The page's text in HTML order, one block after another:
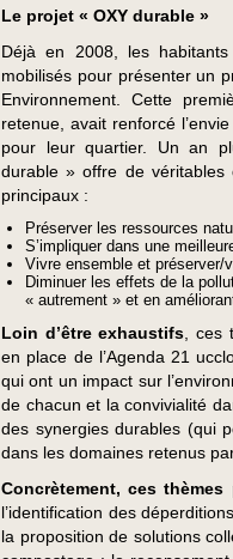
Le projet « OXY durable »
Déjà en 2008, les
mobilisés pour présenter un
Environnement. Cette
retenue, avait renforcé
pour leur quartier. Un an
durable » offre de véritables
principaux :
Préserver les ressources
S’impliquer dans une
Vivre ensemble et préserver/
Diminuer les effets de la
« autrement » et en
Loin d’être exhaustifs ,
en place de l’Agenda 21
qui ont un impact sur
de chacun et la convivialité
des synergies durables (qui
dans les domaines retenus
Concrètement, ces
l’identification des
la proposition de solutions